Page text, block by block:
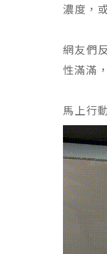
濃度，
網友們
性滿滿
馬上行